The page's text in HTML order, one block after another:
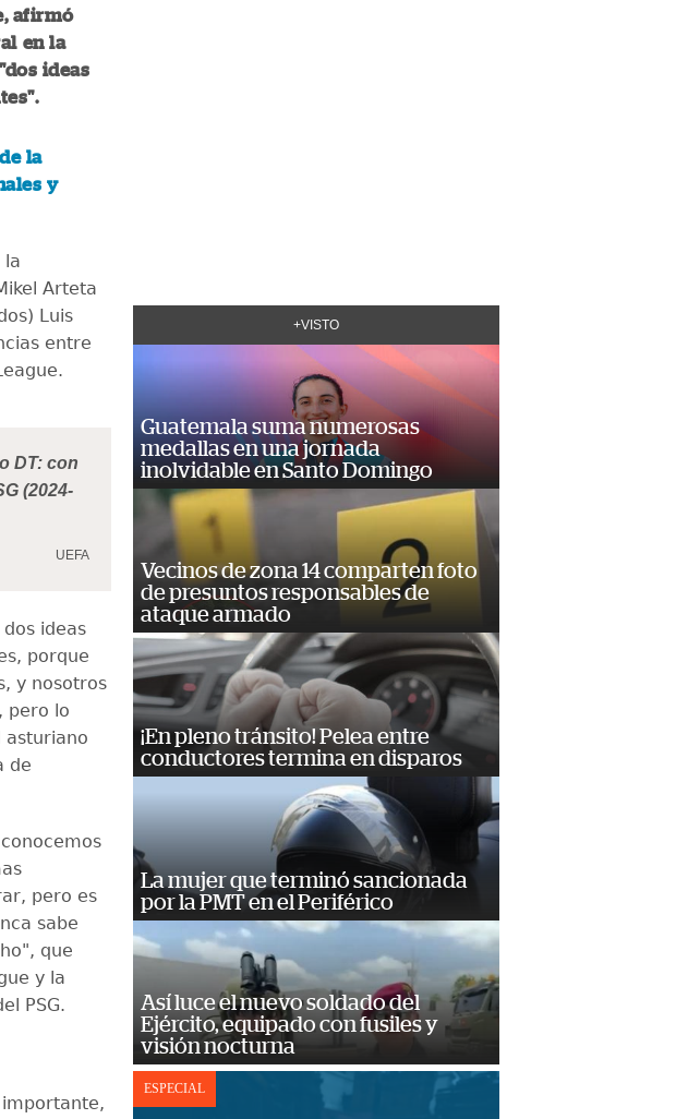
afirmó
en la
ideas
la
y
la
Arteta
Luis
entre
DT: con
(2024-
UEFA
ideas
porque
y nosotros
pero lo
asturiano
de
pero es
sabe
que
y la
PSG.
+VISTO
Guatemala suma numerosas
medallas en una jornada
inolvidable en Santo Domingo
Vecinos de zona 14 comparten foto
de presuntos responsables de
ataque armado
¡En pleno tránsito! Pelea entre
conductores termina en disparos
La mujer que terminó sancionada
por la PMT en el Periférico
Así luce el nuevo soldado del
Ejército, equipado con fusiles y
visión nocturna
ESPECIAL